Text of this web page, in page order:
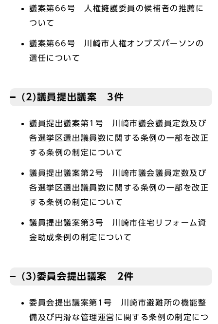
議案第66号 人権擁護委員の候補者の推薦に
ついて
議案第66号 川崎市人権オンブズパーソンの
選任について
(2)議員提出議案 3件
議員提出議案第1号 川崎市議会議員定数及び
各選挙区選出議員数に関する条例の一部を改正
する条例の制定について
議員提出議案第2号 川崎市議会議員定数及び
各選挙区選出議員数に関する条例の一部を改正
する条例の制定について
議員提出議案第3号 川崎市住宅リフォーム資
金助成条例の制定について
(3)委員会提出議案 2件
委員会提出議案第1号 川崎市避難所の機能整
備及び円滑な管理運営に関する条例の制定につ